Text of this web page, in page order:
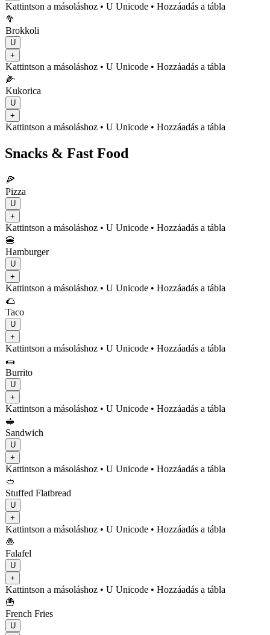
Kattintson a másoláshoz • U Unicode • Hozzáadás a tábla
🥦
Brokkoli
U
+
Kattintson a másoláshoz • U Unicode • Hozzáadás a tábla
🌽
Kukorica
U
+
Kattintson a másoláshoz • U Unicode • Hozzáadás a tábla
Snacks & Fast Food
🍕
Pizza
U
+
Kattintson a másoláshoz • U Unicode • Hozzáadás a tábla
🍔
Hamburger
U
+
Kattintson a másoláshoz • U Unicode • Hozzáadás a tábla
🌮
Taco
U
+
Kattintson a másoláshoz • U Unicode • Hozzáadás a tábla
🌯
Burrito
U
+
Kattintson a másoláshoz • U Unicode • Hozzáadás a tábla
🥪
Sandwich
U
+
Kattintson a másoláshoz • U Unicode • Hozzáadás a tábla
🥙
Stuffed Flatbread
U
+
Kattintson a másoláshoz • U Unicode • Hozzáadás a tábla
🧆
Falafel
U
+
Kattintson a másoláshoz • U Unicode • Hozzáadás a tábla
🍟
French Fries
U